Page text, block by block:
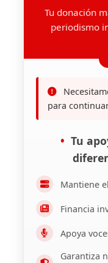
Tu donación
periodismo
para
Tu
Mantiene
Financia
Apoya
Garantiza